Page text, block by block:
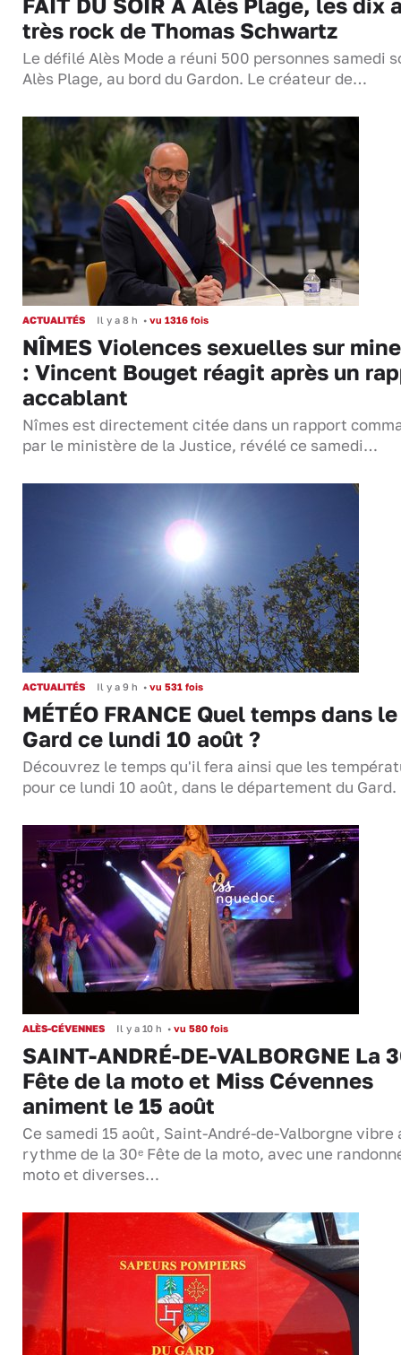
très rock de Thomas Schwartz
Le défilé Alès Mode a réuni 500 personnes samedi
Alès Plage, au bord du Gardon. Le créateur de…
ACTUALITÉS Il y a 8 h • vu 1316 fois
NÎMES Violences sexuelles sur
: Vincent Bouget réagit après un
accablant
Nîmes est directement citée dans un rapport
par le ministère de la Justice, révélé ce samedi…
ACTUALITÉS Il y a 9 h • vu 531 fois
MÉTÉO FRANCE Quel temps dans le
Gard ce lundi 10 août ?
Découvrez le temps qu'il fera ainsi que les
pour ce lundi 10 août, dans le département du Gard.
ALÈS-CÉVENNES Il y a 10 h • vu 580 fois
SAINT-ANDRÉ-DE-VALBORGNE La
Fête de la moto et Miss Cévennes
animent le 15 août
Ce samedi 15 août, Saint-André-de-Valborgne vibre
rythme de la 30ᵉ Fête de la moto, avec une
moto et diverses…